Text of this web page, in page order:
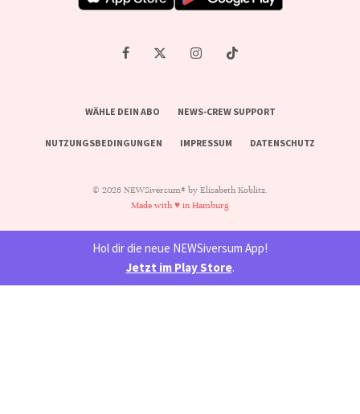
WÄHLE DEIN ABO NEWS-CREW SUPPORT
NUTZUNGSBEDINGUNGEN IMPRESSUM DATENSCHUTZ
© 2026 NEWSiversum® by Elisabeth Koblitz.
Made with ♥ in Hamburg
Hol dir die neue NEWSiversum App!
Jetzt im Play Store.